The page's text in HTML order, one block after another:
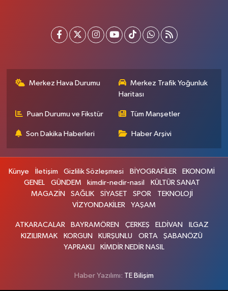
Merkez Hava Durumu
Merkez Trafik Yoğunluk
Haritası
Puan Durumu ve Fikstür Tüm Manşetler
Son Dakika Haberleri Haber Arşivi
Künye İletişim Gizlilik Sözleşmesi BİYOGRAFİLER
EKONOMİ
GENEL
GÜNDEM kimdir-nedir-nasil
KÜLTÜR SANAT
MAGAZİN
SAĞLIK SİYASET SPOR
TEKNOLOJİ
VİZYONDAKİLER
YAŞAM
ATKARACALAR BAYRAMÖREN ÇERKEŞ ELDİVAN
ILGAZ
KIZILIRMAK
KORGUN KURŞUNLU ORTA
ŞABANÖZÜ
YAPRAKLI
KİMDİR NEDİR NASIL
Haber Yazılımı: TE Bilişim